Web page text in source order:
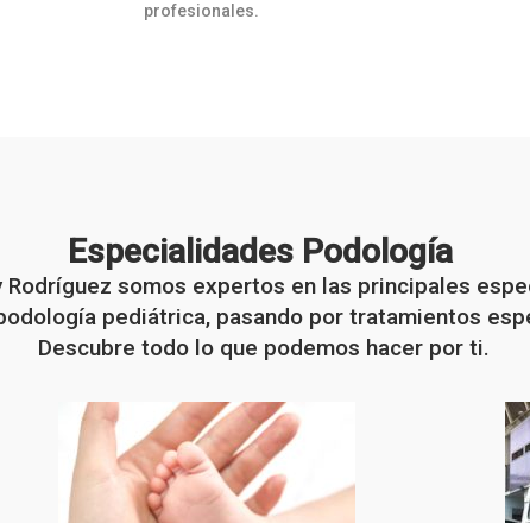
profesionales.
Especialidades Podología
Rodríguez somos expertos en las principales
pediátrica, pasando por tratamientos
Descubre todo lo que podemos hacer por ti.